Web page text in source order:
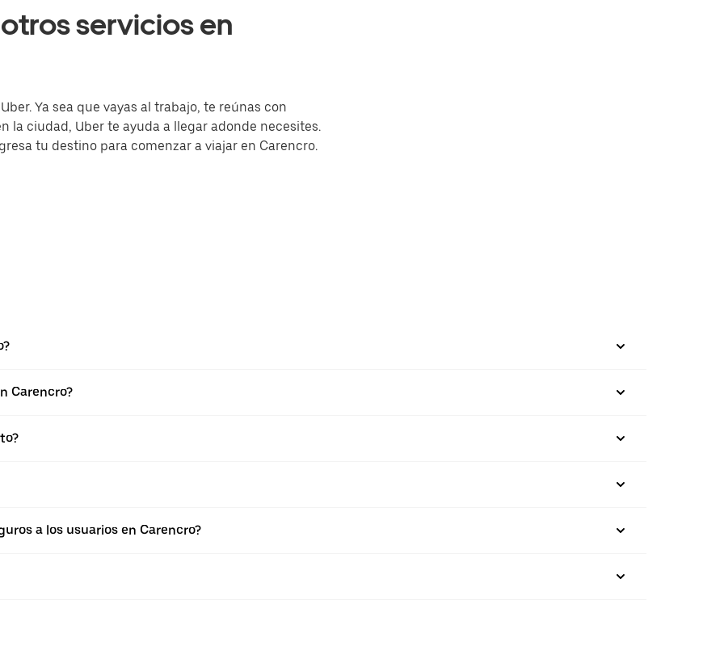
servicios en
Ya sea que vayas al trabajo, te reúnas con
la ciudad, Uber te ayuda a llegar adonde necesites.
tu destino para comenzar a viajar en Carencro.
Carencro?
a los usuarios en Carencro?